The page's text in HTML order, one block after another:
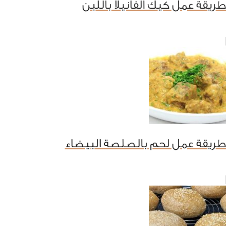
طريقة عمل كيك الفانيلا باللبن
طريقة عمل لحم بالصلصة البيضاء